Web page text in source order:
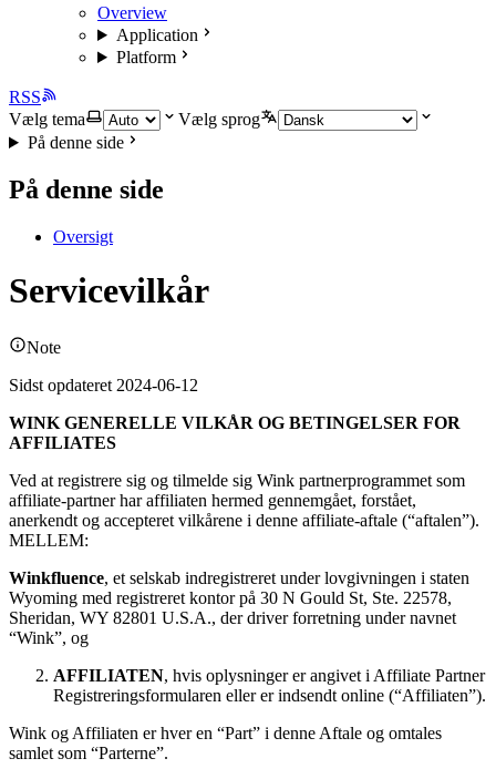
Overview
Application
Platform
RSS
Vælg tema
Vælg sprog
På denne side
På denne side
Oversigt
Servicevilkår
Note
Sidst opdateret 2024-06-12
WINK GENERELLE VILKÅR OG BETINGELSER FOR
AFFILIATES
Ved at registrere sig og tilmelde sig Wink partnerprogrammet som
affiliate-partner har affiliaten hermed gennemgået, forstået,
anerkendt og accepteret vilkårene i denne affiliate-aftale (“aftalen”).
MELLEM:
Winkfluence, et selskab indregistreret under lovgivningen i staten
Wyoming med registreret kontor på 30 N Gould St, Ste. 22578,
Sheridan, WY 82801 U.S.A., der driver forretning under navnet
“Wink”, og
AFFILIATEN, hvis oplysninger er angivet i Affiliate Partner
Registreringsformularen eller er indsendt online (“Affiliaten”).
Wink og Affiliaten er hver en “Part” i denne Aftale og omtales
samlet som “Parterne”.